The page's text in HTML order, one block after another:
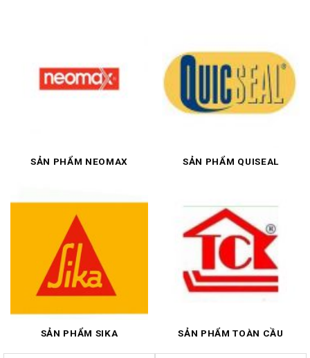
SẢN PHẨM NEOMAX SẢN PHẨM QUISEAL
SẢN PHẨM SIKA SẢN PHẨM TOÀN CẦU